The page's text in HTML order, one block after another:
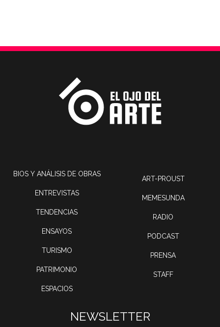
BIOS Y ANÁLISIS DE OBRAS
ENTREVISTAS
TENDENCIAS
ENSAYOS
TURISMO
PATRIMONIO
ESPACIOS
ART-PROUST
MEMESUNDA
RADIO
PODCAST
PRENSA
STAFF
NEWSLETTER